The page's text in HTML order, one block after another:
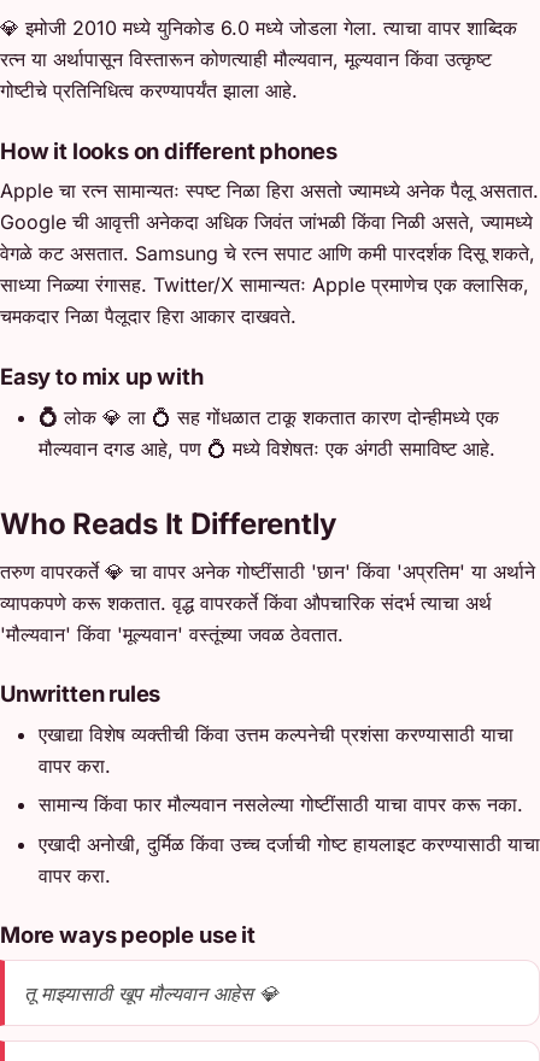
💎 इमोजी 2010 मध्ये युनिकोड 6.0 मध्ये जोडला गेला. त्याचा वापर शाब्दिक
रत्न या अर्थापासून विस्तारून कोणत्याही मौल्यवान, मूल्यवान किंवा उत्कृष्ट
गोष्टीचे प्रतिनिधित्व करण्यापर्यंत झाला आहे.
How it looks on different phones
Apple चा रत्न सामान्यतः स्पष्ट निळा हिरा असतो ज्यामध्ये अनेक पैलू असतात.
Google ची आवृत्ती अनेकदा अधिक जिवंत जांभळी किंवा निळी असते, ज्यामध्ये
वेगळे कट असतात. Samsung चे रत्न सपाट आणि कमी पारदर्शक दिसू शकते,
साध्या निळ्या रंगासह. Twitter/X सामान्यतः Apple प्रमाणेच एक क्लासिक,
चमकदार निळा पैलूदार हिरा आकार दाखवते.
Easy to mix up with
💍 लोक 💎 ला 💍 सह गोंधळात टाकू शकतात कारण दोन्हीमध्ये एक
मौल्यवान दगड आहे, पण 💍 मध्ये विशेषतः एक अंगठी समाविष्ट आहे.
Who Reads It Differently
तरुण वापरकर्ते 💎 चा वापर अनेक गोष्टींसाठी 'छान' किंवा 'अप्रतिम' या अर्थाने
व्यापकपणे करू शकतात. वृद्ध वापरकर्ते किंवा औपचारिक संदर्भ त्याचा अर्थ
'मौल्यवान' किंवा 'मूल्यवान' वस्तूंच्या जवळ ठेवतात.
Unwritten rules
एखाद्या विशेष व्यक्तीची किंवा उत्तम कल्पनेची प्रशंसा करण्यासाठी याचा
वापर करा.
सामान्य किंवा फार मौल्यवान नसलेल्या गोष्टींसाठी याचा वापर करू नका.
एखादी अनोखी, दुर्मिळ किंवा उच्च दर्जाची गोष्ट हायलाइट करण्यासाठी याचा
वापर करा.
More ways people use it
तू माझ्यासाठी खूप मौल्यवान आहेस 💎